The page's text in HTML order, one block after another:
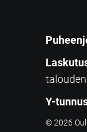
Y-
© 2026